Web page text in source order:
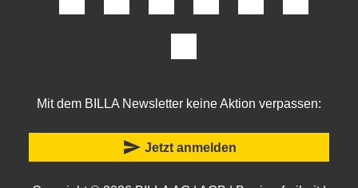
Mit dem BILLA Newsletter keine Aktion verpassen:
send Jetzt anmelden